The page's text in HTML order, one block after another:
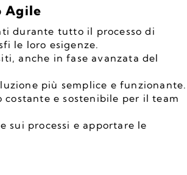
Agile
durante tutto il processo di
le loro esigenze.
anche in fase avanzata del
più semplice e funzionante.
e sostenibile per il team
sui processi e apportare le